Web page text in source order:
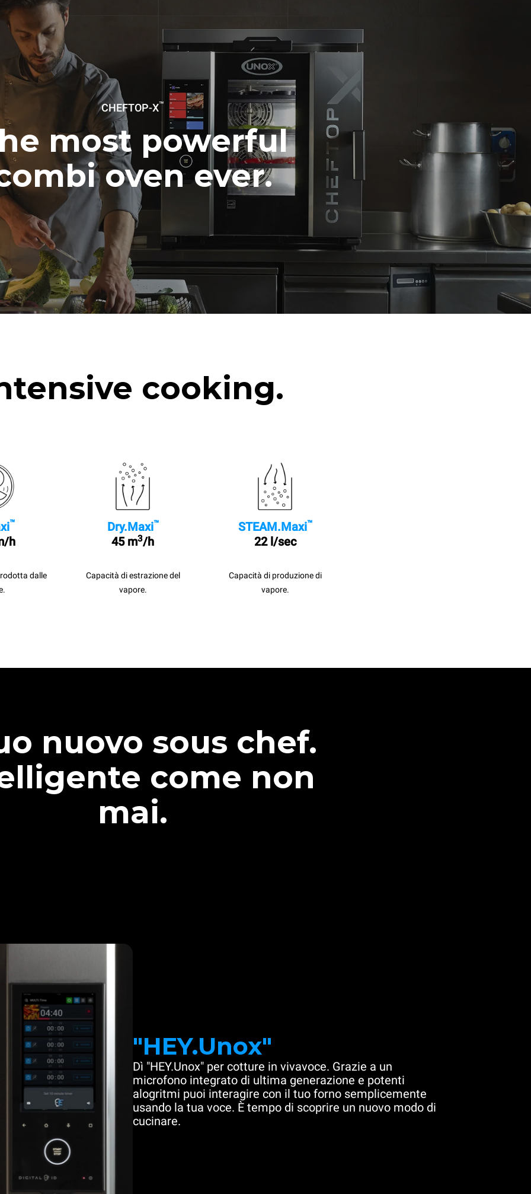
ipotizzando i seguenti lavaggi
settimane/anno):
CHEFTOP-X™
most powerful
oven ever.
cooking.
™
h
dalle
Dry.Maxi™
45 m3/h
Capacità di estrazione del
vapore.
STEAM.Maxi™
22 l/sec
Capacità di produzione di
vapore.
nuovo sous chef.
come non
mai.
"HEY.Unox"
Dì "HEY.Unox" per cotture in vivavoce. Grazie a un
microfono integrato di ultima generazione e potenti
alogritmi puoi interagire con il tuo forno semplicemente
usando la tua voce. È tempo di scoprire un nuovo modo di
cucinare.